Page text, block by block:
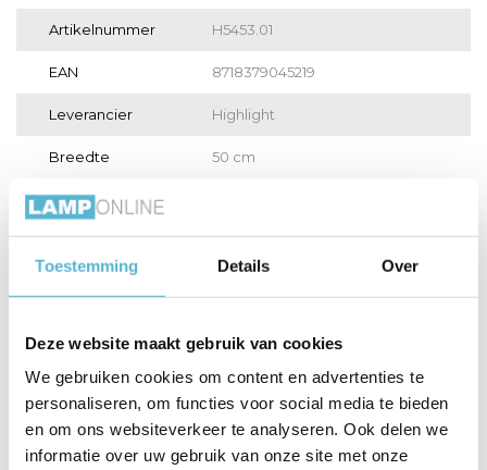
Toestemming Details Over
Deze website maakt gebruik van cookies
We gebruiken cookies om content en advertenties te
personaliseren, om functies voor social media te bieden
en om ons websiteverkeer te analyseren. Ook delen we
informatie over uw gebruik van onze site met onze
Artikelnummer H5453.01
EAN 8718379045219
Leverancier Highlight
Breedte 50 cm
Toon meer
Hanglamp Golden
Hanglamp Clear
Hanglamp Clear